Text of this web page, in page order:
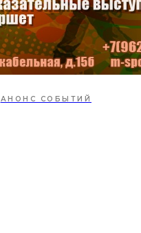
АНОНС СОБЫТИЙ